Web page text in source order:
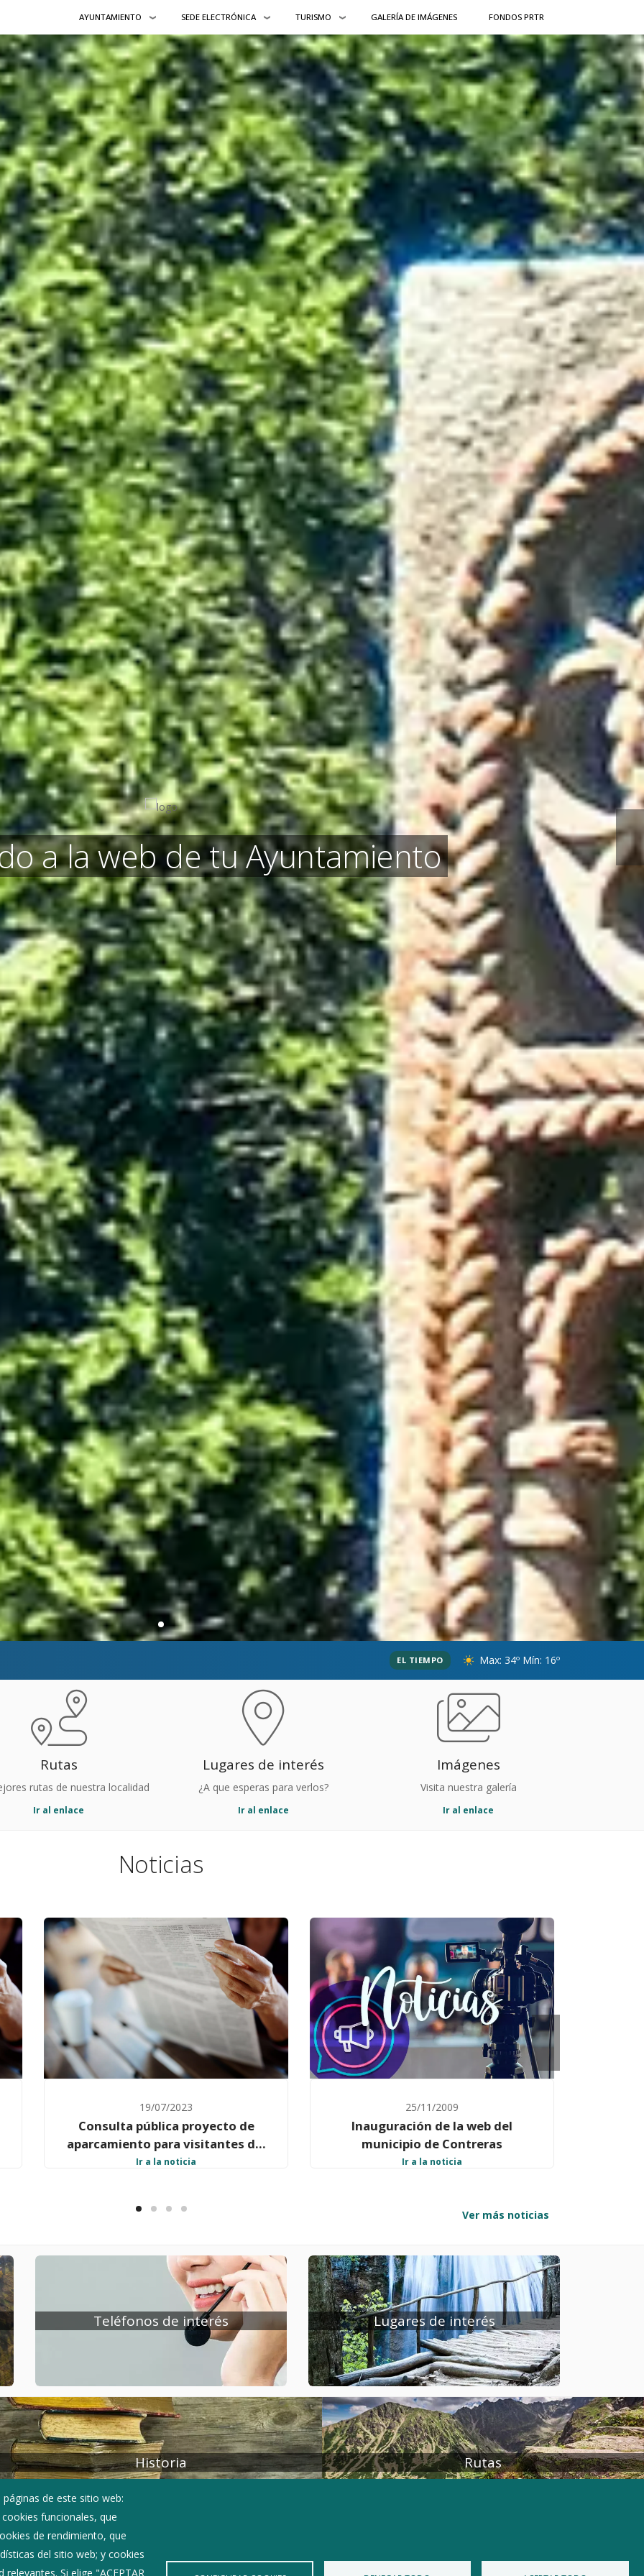
AYUNTAMIENTO SEDE ELECTRÓNICA TURISMO GALERÍA DE IMÁGENES FONDOS PRTR
a la web de tu Ayuntamiento
EL TIEMPO Max: 34º Mín: 16º
Rutas
rutas de nuestra localidad
Ir al enlace
Lugares de interés
¿A que esperas para verlos?
Ir al enlace
Imágenes
Visita nuestra galería
Ir al enlace
Noticias
25/11/2009
Inauguración de la web del
municipio de Contreras
El Ayuntamiento de Contreras y la Excma.
municipio y su pueblo. 25 de Noviembre de
2009
Ir a la noticia
26/05/2009
Proyecto Burgos Provincia Digital
Gracias a este proyecto “BURGOS
PROVINCIA DIGITAL” CSA, está
acometiendo en los últimos años un Plan
de transformar y convertir todos sus
ayuntamientos en administraciones
modélicas y ágiles. De esta forma y
utilizando las nuevas tecnologías de la
información, se pone a disposición de este
municipio un Portal Web Público que
permita, dar a conocer las características
del municipio, promocionar sus iniciativas
turísticas, ofrecer información institucional
sobre el Ayuntamiento y ofrecer servicios
de valor añadido a sus ciudadanos. 26 de
Mayo de 2009
Ir a la noticia
Ver más noticias
Teléfonos de interés Lugares de interés
Historia Rutas
de este sitio web:
funcionales, que
de rendimiento, que
del sitio web; y cookies
Si elige "ACEPTAR